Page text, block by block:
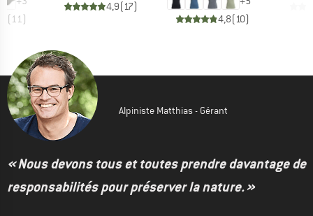
(11)
4,9(17)
4,8(10)
Alpiniste Matthias - Gérant
« Nous devons tous et toutes prendre davantage de
responsabilités pour préserver la nature. »